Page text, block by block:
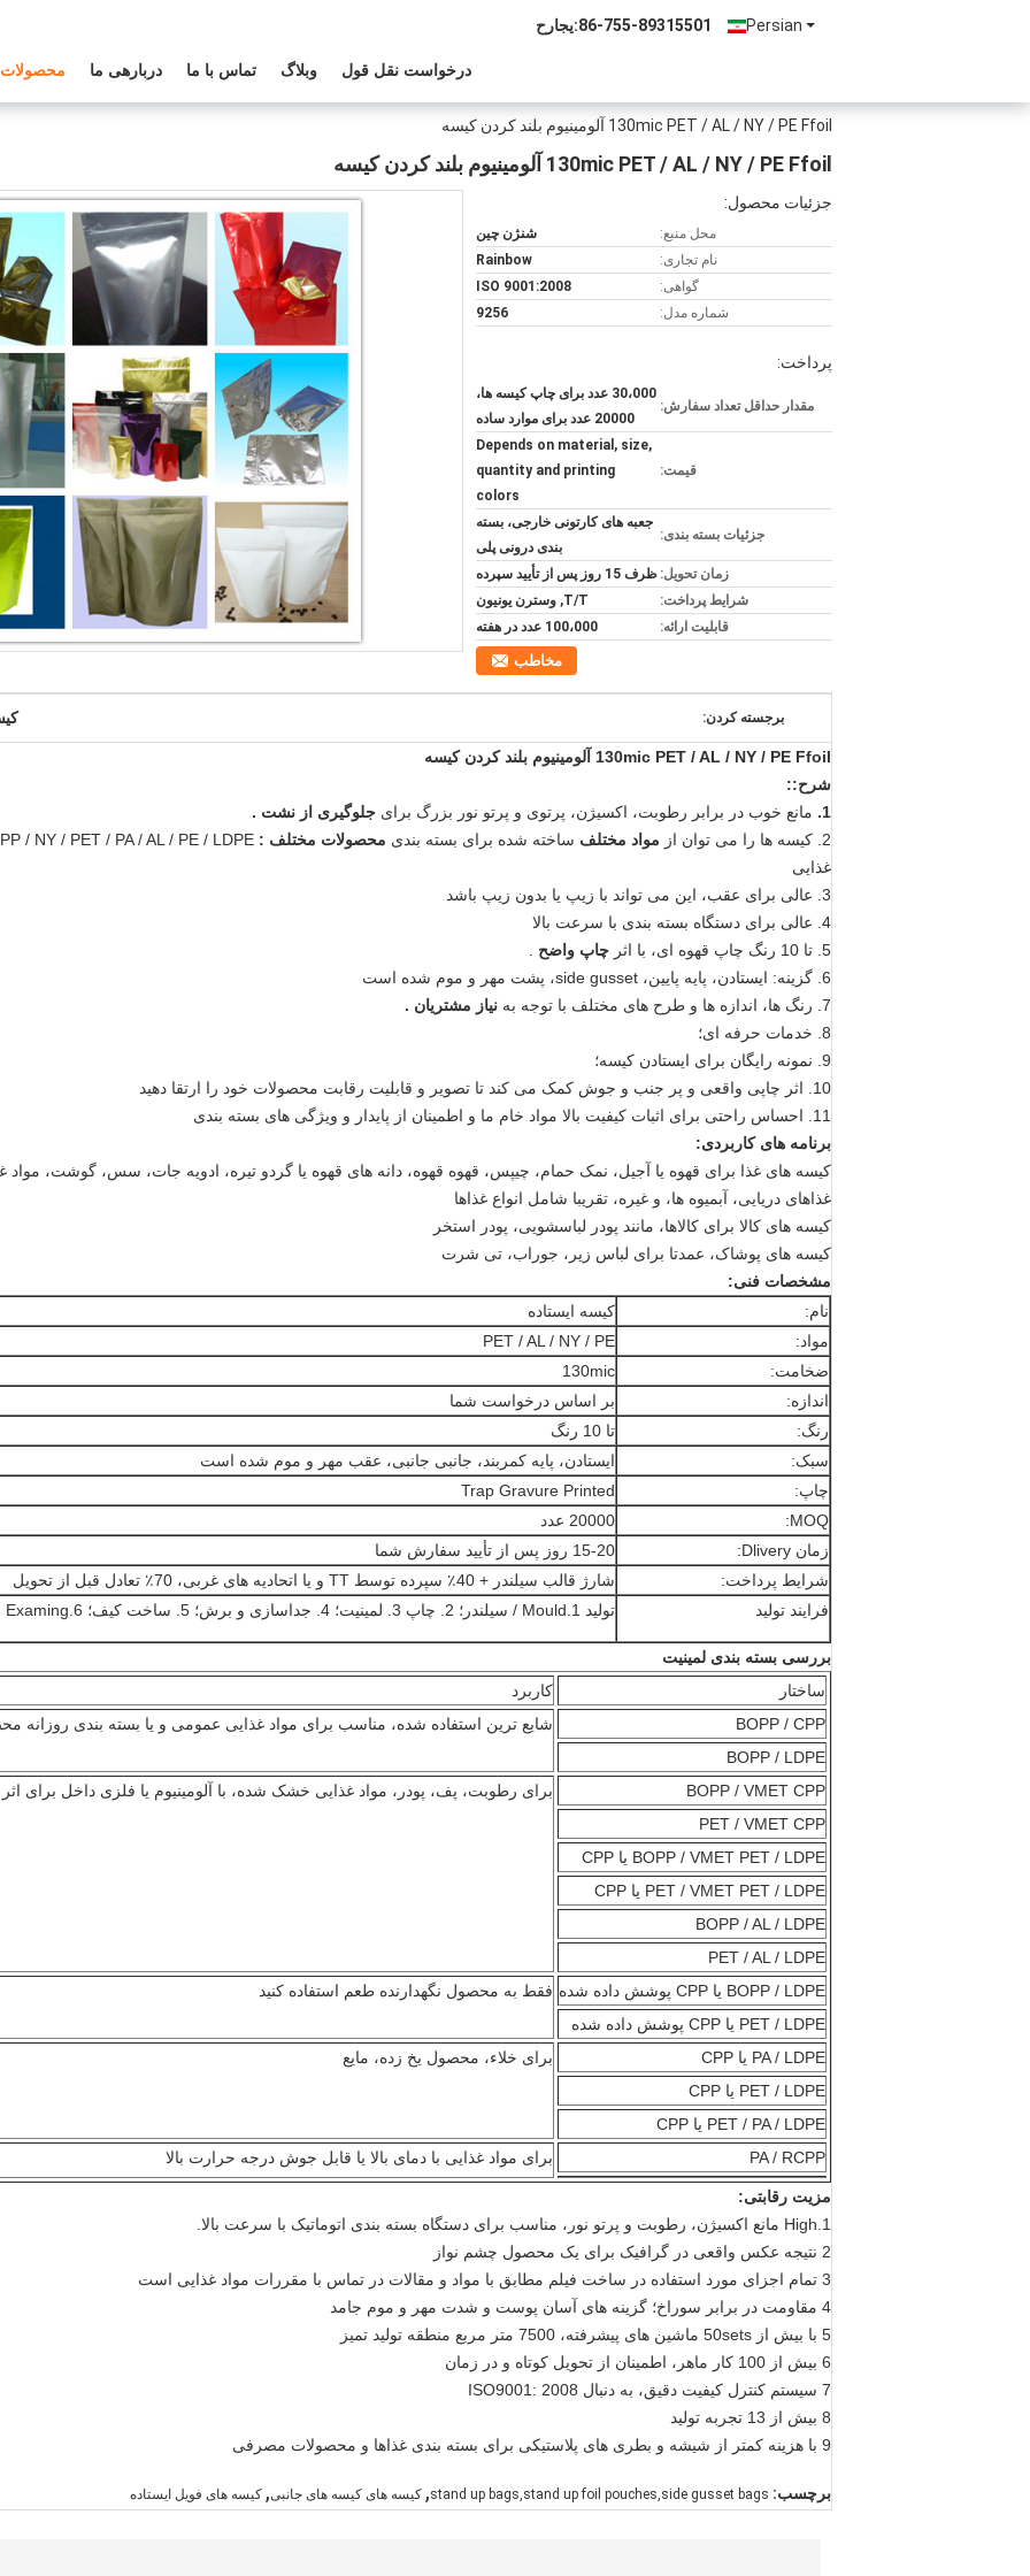
Persian حراجی:86-755-89315501
محصولات دربارهی ما تماس با ما وبلاگ درخواست نقل قول
130mic PET / AL / NY / PE Ffoil آلومینیوم بلند کردن کیسه
130mic PET / AL / NY / PE Ffoil آلومینیوم بلند کردن کیسه
جزئیات محصول:
محل منبع:
شنژن چین
نام تجاری:
Rainbow
گواهی:
ISO 9001:2008
شماره مدل:
9256
پرداخت:
مقدار حداقل تعداد سفارش:
30،000 عدد برای چاپ کیسه ها،
20000 عدد برای موارد ساده
قیمت:
Depends on material, size,
quantity and printing
colors
جزئیات بسته بندی:
جعبه های کارتونی خارجی، بسته
بندی درونی پلی
زمان تحویل: ظرف 15 روز پس از تأیید سپرده
شرایط پرداخت:
T/T, وسترن یونیون
قابلیت ارائه:
100،000 عدد در هفته
مخاطب
برجسته کردن:
130mic PET / AL / NY / PE Ffoil آلومینیوم بلند کردن کیسه
شرح::
1.
مانع خوب در برابر رطوبت، اکسیژن، پرتوی و پرتو نور بزرگ برای جلوگیری از نشت .
2. کیسه ها را می توان از
مواد مختلف ساخته شده برای بسته بندی محصولات مختلف :
غذایی
3. عالی برای عقب، این می تواند با زیپ یا بدون زیپ باشد
4. عالی برای دستگاه بسته بندی با سرعت بالا
5. تا 10 رنگ چاپ قهوه ای، با اثر
چاپ واضح
6. گزینه: ایستادن، پایه پایین، side gusset، پشت مهر و موم شده است
7. رنگ ها، اندازه ها و طرح های مختلف با توجه به
نیاز مشتریان .
8. خدمات حرفه ای؛
9. نمونه رایگان برای ایستادن کیسه؛
10. اثر چاپی واقعی و پر جنب و جوش کمک می کند تا تصویر و قابلیت رقابت محصولات خود را ارتقا دهید
11. احساس راحتی برای اثبات کیفیت بالا مواد خام ما و اطمینان از پایدار و ویژگی های بسته بندی
برنامه های کاربردی:
کیسه های غذا برای قهوه یا آجیل، نمک حمام، چیپس، قهوه قهوه، دانه های قهوه یا گردو تیره، ادویه جات، سس، گوشت، مواد
غذاهای دریایی، آبمیوه ها، و غیره، تقریبا شامل انواع غذاها
کیسه های کالا برای کالاها، مانند پودر لباسشویی، پودر استخر
کیسه های پوشاک، عمدتا برای لباس زیر، جوراب، تی شرت
مشخصات فنی:
نام:
کیسه ایستاده
مواد:
PET / AL / NY / PE
ضخامت:
130mic
اندازه:
بر اساس درخواست شما
رنگ:
تا 10 رنگ
سبک:
ایستادن، پایه کمربند، جانبی جانبی، عقب مهر و موم شده است
چاپ:
Trap Gravure Printed
MOQ:
20000 عدد
زمان Dlivery:
15-20 روز پس از تأیید سفارش شما
شرایط پرداخت:
شارژ قالب سیلندر + 40٪ سپرده توسط TT و یا اتحادیه های غربی، 70٪ تعادل قبل از تحویل
فرایند تولید
تولید 1.Mould / سیلندر؛ 2. چاپ 3. لمینیت؛ 4. جداسازی و برش؛ 5. ساخت کیف؛ 6.Examing
بررسی بسته بندی لمینیت
ساختار
کاربرد
BOPP / CPP
شایع ترین استفاده شده، مناسب برای مواد غذایی عمومی و یا بسته بندی روزانه
BOPP / LDPE
BOPP / VMET CPP
برای رطوبت، پف، پودر، مواد غذایی خشک شده، با آلومینیوم یا فلزی داخل برای اثر
PET / VMET CPP
BOPP / VMET PET / LDPE یا CPP
PET / VMET PET / LDPE یا CPP
BOPP / AL / LDPE
PET / AL / LDPE
BOPP / LDPE یا CPP پوشش داده شده
فقط به محصول نگهدارنده طعم استفاده کنید
PET / LDPE یا CPP پوشش داده شده
PA / LDPE یا CPP
برای خلاء، محصول یخ زده، مایع
PET / LDPE یا CPP
PET / PA / LDPE یا CPP
PA / RCPP
برای مواد غذایی با دمای بالا یا قابل جوش درجه حرارت بالا
مزیت رقابتی:
1.High مانع اکسیژن، رطوبت و پرتو نور، مناسب برای دستگاه بسته بندی اتوماتیک با سرعت بالا.
2 نتیجه عکس واقعی در گرافیک برای یک محصول چشم نواز
3 تمام اجزای مورد استفاده در ساخت فیلم مطابق با مواد و مقالات در تماس با مقررات مواد غذایی است
4 مقاومت در برابر سوراخ؛ گزینه های آسان پوست و شدت مهر و موم جامد
5 با بیش از 50sets ماشین های پیشرفته، 7500 متر مربع منطقه تولید تمیز
6 بیش از 100 کار ماهر، اطمینان از تحویل کوتاه و در زمان
7 سیستم کنترل کیفیت دقیق، به دنبال ISO9001: 2008
8 بیش از 13 تجربه تولید
9 با هزینه کمتر از شیشه و بطری های پلاستیکی برای بسته بندی غذاها و محصولات مصرفی
برچسب: stand up bags,stand up foil pouches,side gusset bags
, کیسه های کیسه های جانبی, کیسه های فویل ایستاده